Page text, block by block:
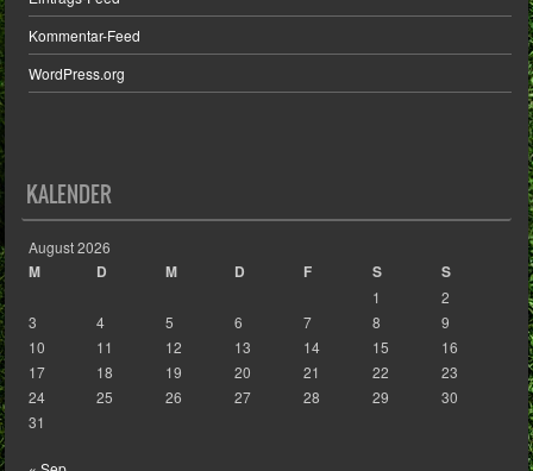
Kommentar-Feed
WordPress.org
KALENDER
August 2026
M D M D F S S
1
2
3
4 5 6 7 8
9
10
11 12 13 14 15
16
17
18 19 20 21 22
23
24
25 26 27 28 29
30
31